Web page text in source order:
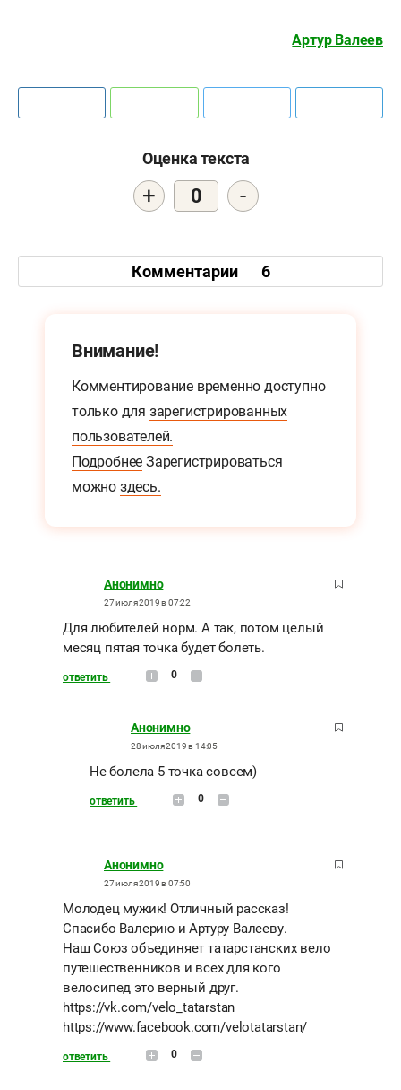
Артур Валеев
Оценка текста
+ 0 -
Комментарии 6
Внимание!
Комментирование временно доступно
только для зарегистрированных
пользователей.
Подробнее Зарегистрироваться
можно здесь.
Анонимно
27 июля 2019 в 07:22
Для любителей норм. А так, потом целый
месяц пятая точка будет болеть.
ответить 0
Анонимно
28 июля 2019 в 14:05
Не болела 5 точка совсем)
ответить 0
Анонимно
27 июля 2019 в 07:50
Молодец мужик! Отличный рассказ!
Спасибо Валерию и Артуру Валееву.
Наш Союз объединяет татарстанских вело
путешественников и всех для кого
велосипед это верный друг.
https://vk.com/velo_tatarstan
https://www.facebook.com/velotatarstan/
ответить 0